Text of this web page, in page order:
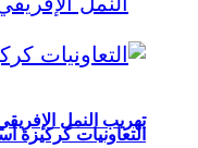
تهريب النمل
التعاونيات كركيزة